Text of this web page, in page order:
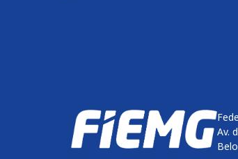
Av.
btn-04